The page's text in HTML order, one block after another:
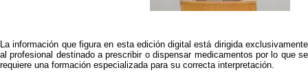
La información que figura en esta edición digital está dirigida exclusivamente
al profesional destinado a prescribir o dispensar medicamentos por lo que se
requiere una formación especializada para su correcta interpretación.